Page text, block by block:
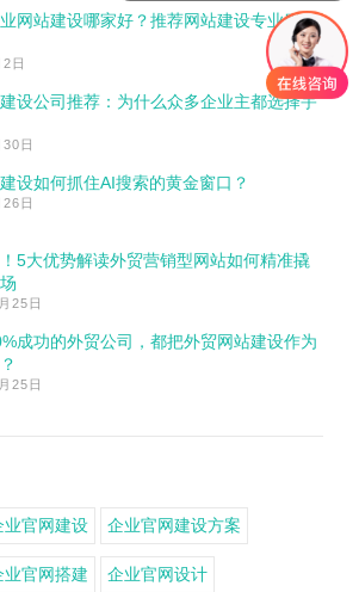
网站建设哪家好？推荐网站建设专业服务
日
设公司推荐：为什么众多企业主都选择宇
日
设如何抓住AI搜索的黄金窗口？
日
5大优势解读外贸营销型网站如何精准撬
25日
成功的外贸公司，都把外贸网站建设作为
25日
业官网建设 企业官网建设方案
业官网搭建 企业官网设计